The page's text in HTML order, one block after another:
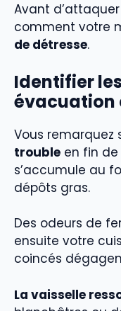
Avant
comment votre
de détresse.
Identifier
évacuation
Vous remarquez
trouble en fin
s’accumule au
dépôts gras.
Des odeurs de
ensuite votre
coincés
La vaisselle